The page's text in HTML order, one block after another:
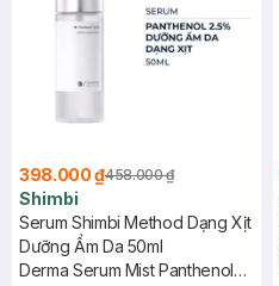
398.000 ₫458.000 ₫
Shimbi
Serum Shimbi Method Dạng Xịt
Dưỡng Ẩm Da 50ml
Derma Serum Mist Panthenol